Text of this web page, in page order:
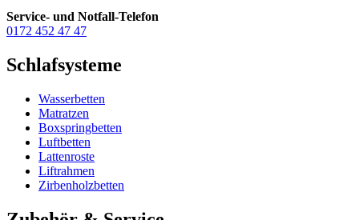
Service- und Notfall-Telefon
0172 452 47 47
Schlafsysteme
Wasserbetten
Matratzen
Boxspringbetten
Luftbetten
Lattenroste
Liftrahmen
Zirbenholzbetten